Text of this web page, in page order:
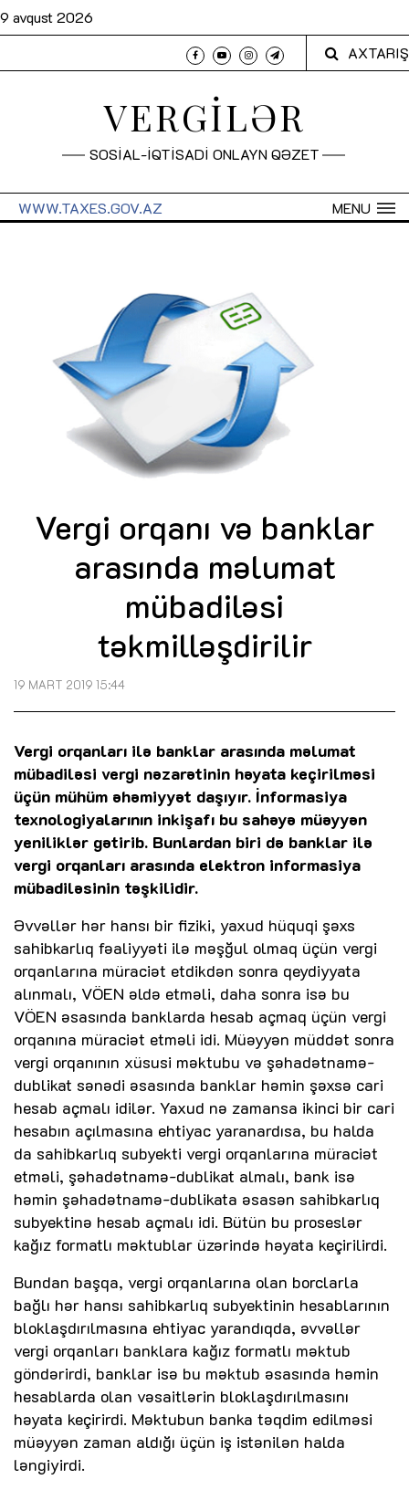
9 avqust 2026
AXTARIŞ
VERGİLƏR
SOSİAL-İQTİSADİ ONLAYN QƏZET
MENU
WWW.TAXES.GOV.AZ
Vergi orqanı və banklar
arasında məlumat
mübadiləsi
təkmilləşdirilir
19 MART 2019 15:44
Vergi orqanları ilə banklar arasında məlumat
mübadiləsi vergi nəzarətinin həyata keçirilməsi
üçün mühüm əhəmiyyət daşıyır. İnformasiya
texnologiyalarının inkişafı bu sahəyə müəyyən
yeniliklər gətirib. Bunlardan biri də banklar ilə
vergi orqanları arasında elektron informasiya
mübadiləsinin təşkilidir.
Əvvəllər hər hansı bir fiziki, yaxud hüquqi şəxs
sahibkarlıq fəaliyyəti ilə məşğul olmaq üçün vergi
orqanlarına müraciət etdikdən sonra qeydiyyata
alınmalı, VÖEN əldə etməli, daha sonra isə bu
VÖEN əsasında banklarda hesab açmaq üçün vergi
orqanına müraciət etməli idi. Müəyyən müddət sonra
vergi orqanının xüsusi məktubu və şəhadətnamə-
dublikat sənədi əsasında banklar həmin şəxsə cari
hesab açmalı idilər. Yaxud nə zamansa ikinci bir cari
hesabın açılmasına ehtiyac yaranardısa, bu halda
da sahibkarlıq subyekti vergi orqanlarına müraciət
etməli, şəhadətnamə-dublikat almalı, bank isə
həmin şəhadətnamə-dublikata əsasən sahibkarlıq
subyektinə hesab açmalı idi. Bütün bu proseslər
kağız formatlı məktublar üzərində həyata keçirilirdi.
Bundan başqa, vergi orqanlarına olan borclarla
bağlı hər hansı sahibkarlıq subyektinin hesablarının
bloklaşdırılmasına ehtiyac yarandıqda, əvvəllər
vergi orqanları banklara kağız formatlı məktub
göndərirdi, banklar isə bu məktub əsasında həmin
hesablarda olan vəsaitlərin bloklaşdırılmasını
həyata keçirirdi. Məktubun banka təqdim edilməsi
müəyyən zaman aldığı üçün iş istənilən halda
ləngiyirdi.